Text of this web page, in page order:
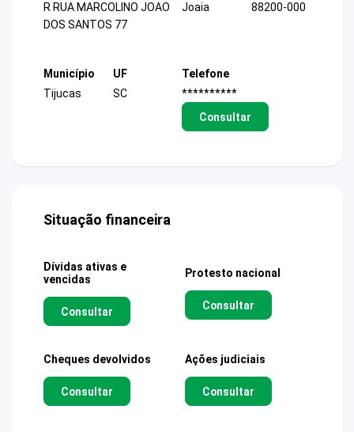
R RUA MARCOLINO JOAO
DOS SANTOS 77
Joaia
88200-000
Município
Tijucas
UF
SC
Telefone
**********
Consultar
Situação financeira
Dívidas ativas e
vencidas
Consultar
Protesto nacional
Consultar
Cheques devolvidos
Consultar
Ações judiciais
Consultar